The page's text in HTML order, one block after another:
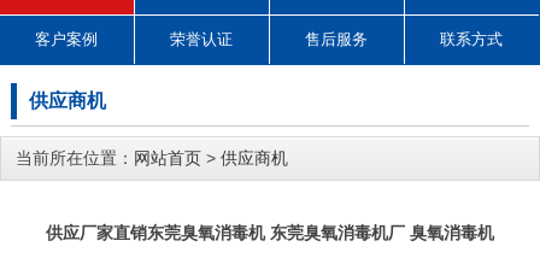
客户案例 荣誉认证 售后服务 联系方式
供应商机
当前所在位置： 网站首页 > 供应商机
供应厂家直销东莞臭氧消毒机 东莞臭氧消毒机厂 臭氧消毒机